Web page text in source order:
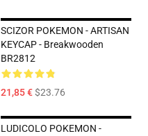
SCIZOR POKEMON - ARTISAN
KEYCAP - Breakwooden
BR2812
21,85 €$23.76
LUDICOLO POKEMON -